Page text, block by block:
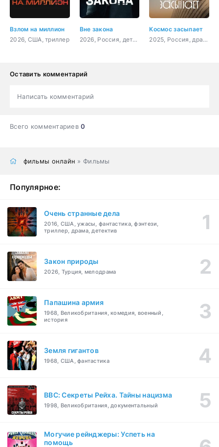
Взлом на миллион
2026, США, триллер
Вне закона
2026, Россия, детектив, боевик, криминал, драма
Космос засыпает
2025, Россия, драма
Оставить комментарий
Написать комментарий
Всего комментариев0
фильмы онлайн » Фильмы
Популярное:
Очень странные дела
2016, США, ужасы, фантастика, фэнтези,
триллер, драма, детектив
Закон природы
2026, Турция, мелодрама
Папашина армия
1968, Великобритания, комедия, военный,
история
Земля гигантов
1968, США, фантастика
BBC: Секреты Рейха. Тайны нацизма
1998, Великобритания, документальный
Могучие рейнджеры: Успеть на
помощь